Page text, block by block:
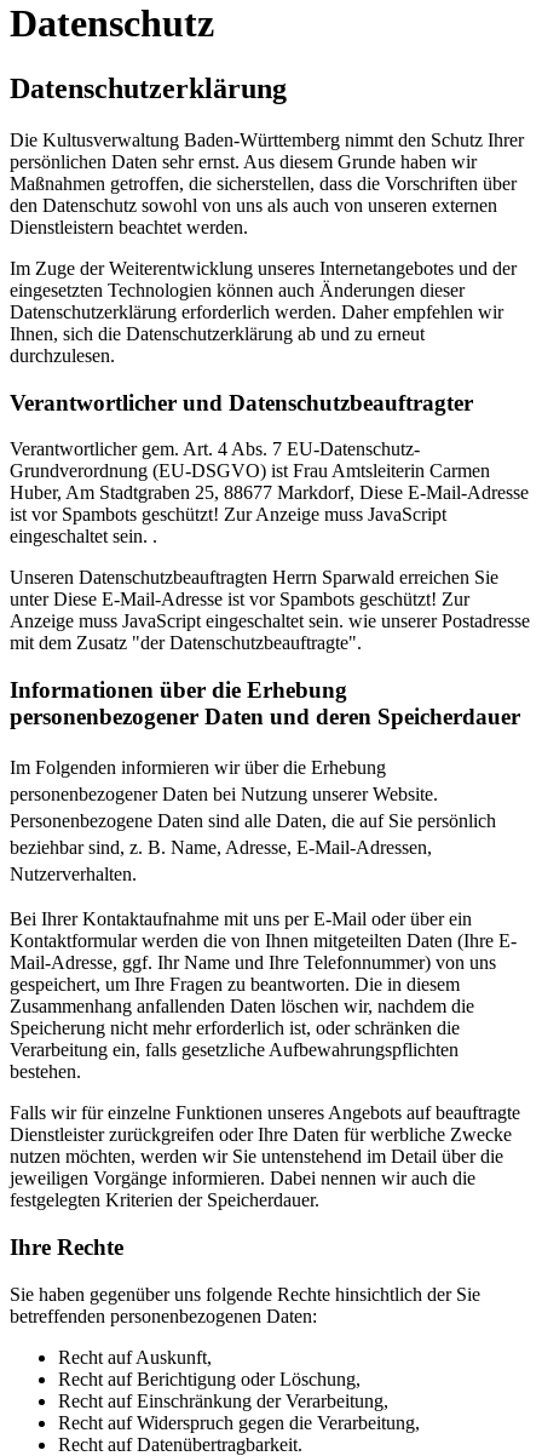
Datenschutz
Datenschutzerklärung
Die Kultusverwaltung Baden-Württemberg nimmt den Schutz Ihrer
persönlichen Daten sehr ernst. Aus diesem Grunde haben wir
Maßnahmen getroffen, die sicherstellen, dass die Vorschriften über
den Datenschutz sowohl von uns als auch von unseren externen
Dienstleistern beachtet werden.
Im Zuge der Weiterentwicklung unseres Internetangebotes und der
eingesetzten Technologien können auch Änderungen dieser
Datenschutzerklärung erforderlich werden. Daher empfehlen wir
Ihnen, sich die Datenschutzerklärung ab und zu erneut
durchzulesen.
Verantwortlicher und Datenschutzbeauftragter
Verantwortlicher gem. Art. 4 Abs. 7 EU-Datenschutz-
Grundverordnung (EU-DSGVO) ist Frau Amtsleiterin Carmen
Huber, Am Stadtgraben 25, 88677 Markdorf, Diese E-Mail-Adresse
ist vor Spambots geschützt! Zur Anzeige muss JavaScript
eingeschaltet sein. .
Unseren Datenschutzbeauftragten Herrn Sparwald erreichen Sie
unterDiese E-Mail-Adresse ist vor Spambots geschützt! Zur
Anzeige muss JavaScript eingeschaltet sein. wie unserer Postadresse
mit dem Zusatz "der Datenschutzbeauftragte".
Informationen über die Erhebung
personenbezogener Daten und deren Speicherdauer
Im Folgenden informieren wir über die Erhebung
personenbezogener Daten bei Nutzung unserer Website.
Personenbezogene Daten sind alle Daten, die auf Sie persönlich
beziehbar sind, z. B. Name, Adresse, E-Mail-Adressen,
Nutzerverhalten.
Bei Ihrer Kontaktaufnahme mit uns per E-Mail oder über ein
Kontaktformular werden die von Ihnen mitgeteilten Daten (Ihre E-
Mail-Adresse, ggf. Ihr Name und Ihre Telefonnummer) von uns
gespeichert, um Ihre Fragen zu beantworten. Die in diesem
Zusammenhang anfallenden Daten löschen wir, nachdem die
Speicherung nicht mehr erforderlich ist, oder schränken die
Verarbeitung ein, falls gesetzliche Aufbewahrungspflichten
bestehen.
Falls wir für einzelne Funktionen unseres Angebots auf beauftragte
Dienstleister zurückgreifen oder Ihre Daten für werbliche Zwecke
nutzen möchten, werden wir Sie untenstehend im Detail über die
jeweiligen Vorgänge informieren. Dabei nennen wir auch die
festgelegten Kriterien der Speicherdauer.
Ihre Rechte
Sie haben gegenüber uns folgende Rechte hinsichtlich der Sie
betreffenden personenbezogenen Daten:
Recht auf Auskunft,
Recht auf Berichtigung oder Löschung,
Recht auf Einschränkung der Verarbeitung,
Recht auf Widerspruch gegen die Verarbeitung,
Recht auf Datenübertragbarkeit.